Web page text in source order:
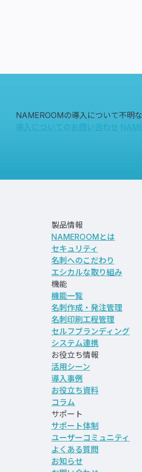
NAMEROOMの導入について不明な
導入についてのお問い合わせ
製品情報
NAMEROOMとは
セキュリティ
名刺へのこだわり
エシカルな取り組み
機能
機能一覧
名刺作成・発注管理
名刺印刷工程管理
セルフブランディング
システム連携
お役立ち情報
活用シーン
導入事例
お役立ち資料
コラム
サポート
サポート体制
ユーザーコミュニティ
よくある質問
お知らせ